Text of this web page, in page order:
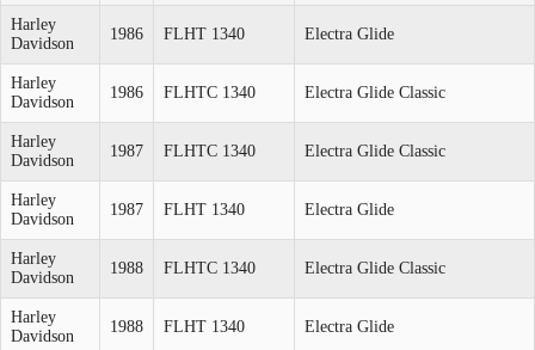
Harley
Davidson
1986 FLHT 1340 Electra Glide
Harley
Davidson
1986 FLHTC 1340 Electra Glide Classic
Harley
Davidson
1987 FLHTC 1340 Electra Glide Classic
Harley
Davidson
1987 FLHT 1340 Electra Glide
Harley
Davidson
1988 FLHTC 1340 Electra Glide Classic
Harley
Davidson
1988 FLHT 1340 Electra Glide